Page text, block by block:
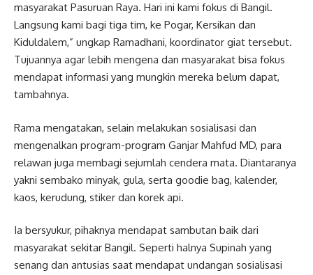
masyarakat Pasuruan Raya. Hari ini kami fokus di Bangil.
Langsung kami bagi tiga tim, ke Pogar, Kersikan dan
Kiduldalem,” ungkap Ramadhani, koordinator giat tersebut.
Tujuannya agar lebih mengena dan masyarakat bisa fokus
mendapat informasi yang mungkin mereka belum dapat,
tambahnya.
Rama mengatakan, selain melakukan sosialisasi dan
mengenalkan program-program Ganjar Mahfud MD, para
relawan juga membagi sejumlah cendera mata. Diantaranya
yakni sembako minyak, gula, serta goodie bag, kalender,
kaos, kerudung, stiker dan korek api.
Ia bersyukur, pihaknya mendapat sambutan baik dari
masyarakat sekitar Bangil. Seperti halnya Supinah yang
senang dan antusias saat mendapat undangan sosialisasi